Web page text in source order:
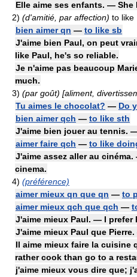
Elle aime ses enfants. — She
2) (d'amitié, par affection) to like
bien aimer qn — to like sb
J'aime bien Paul, on peut
like Paul, he's so reliable.
Je n'aime pas beaucoup
much.
3) (par goût) [aliment,
Tu aimes le chocolat? — Do
bien aimer qch — to like sth
J'aime bien jouer au tennis.
aimer faire qch — to like
J'aime assez aller au
cinema.
4) (préférence)
aimer mieux qn que qn — to
aimer mieux qch que qch —
J'aime mieux Paul. — I prefer
J'aime mieux Paul que
Il aime mieux faire la cuisine
rather cook than go to a
j'aime mieux vous dire que;